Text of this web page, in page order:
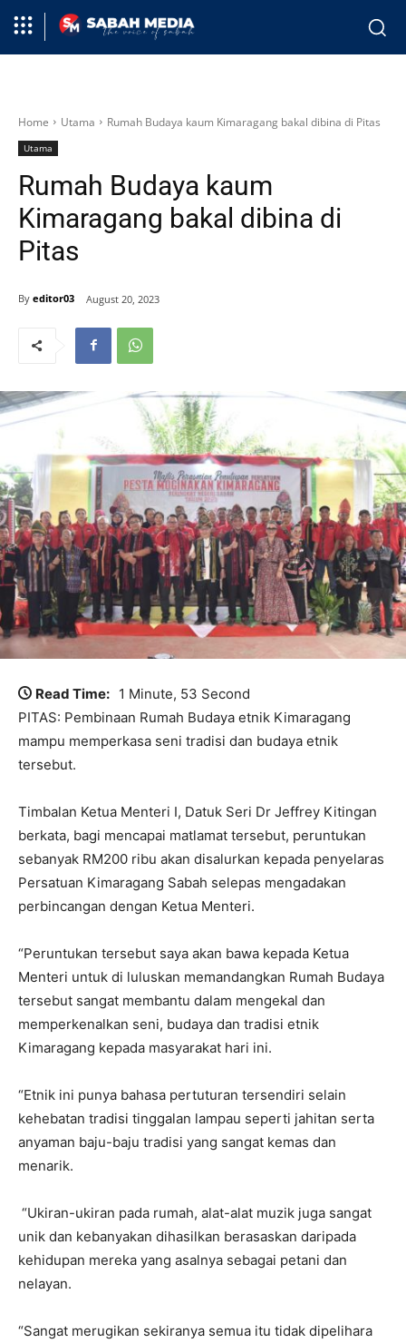
Home Utama Rumah Budaya kaum Kimaragang bakal dibina di Pitas
Utama
Rumah Budaya kaum
Kimaragang bakal dibina di
Pitas
By editor03 August 20, 2023
Read Time: 1 Minute, 53 Second
PITAS: Pembinaan Rumah Budaya etnik Kimaragang
mampu memperkasa seni tradisi dan budaya etnik
tersebut.
Timbalan Ketua Menteri I, Datuk Seri Dr Jeffrey Kitingan
berkata, bagi mencapai matlamat tersebut, peruntukan
sebanyak RM200 ribu akan disalurkan kepada penyelaras
Persatuan Kimaragang Sabah selepas mengadakan
perbincangan dengan Ketua Menteri.
“Peruntukan tersebut saya akan bawa kepada Ketua
Menteri untuk di luluskan memandangkan Rumah Budaya
tersebut sangat membantu dalam mengekal dan
memperkenalkan seni, budaya dan tradisi etnik
Kimaragang kepada masyarakat hari ini.
“Etnik ini punya bahasa pertuturan tersendiri selain
kehebatan tradisi tinggalan lampau seperti jahitan serta
anyaman baju-baju tradisi yang sangat kemas dan
menarik.
“Ukiran-ukiran pada rumah, alat-alat muzik juga sangat
unik dan kebanyakan dihasilkan berasaskan daripada
kehidupan mereka yang asalnya sebagai petani dan
nelayan.
“Sangat merugikan sekiranya semua itu tidak dipelihara